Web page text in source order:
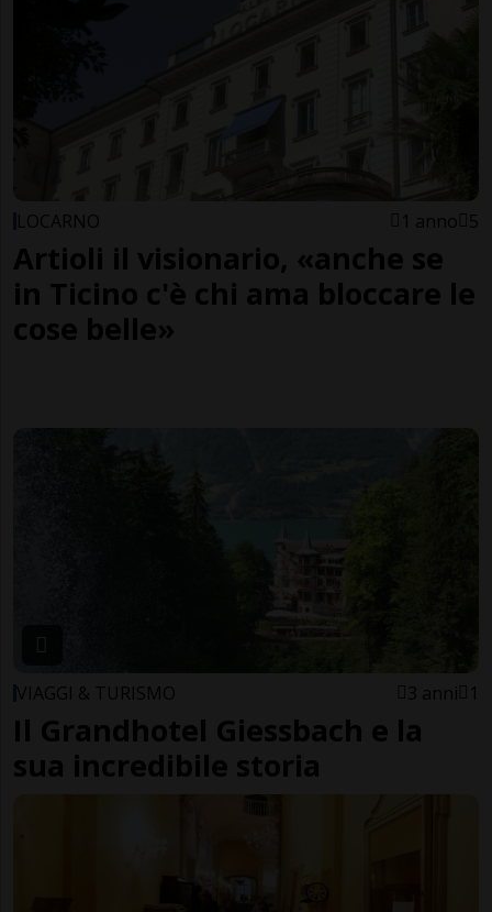
LOCARNO 1 anno 5
Artioli il visionario, «anche se
in Ticino c'è chi ama bloccare le
cose belle»
VIAGGI & TURISMO 3 anni 1
Il Grandhotel Giessbach e la
sua incredibile storia